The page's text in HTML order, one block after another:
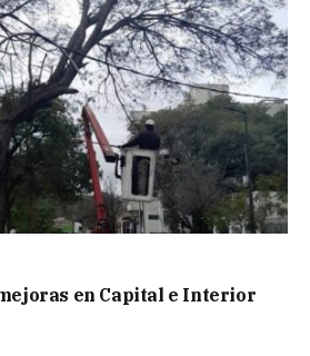
en Capital e Interior